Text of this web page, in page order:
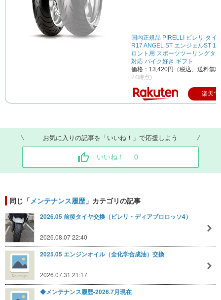
国内正規品 PIRELLI ピレリ タイ
R17 ANGEL ST エンジェルST
ロント用 スポーツツーリングタ
対応 バイク好き ギフト
価格：13,420円（税込、送料無
24時点)
楽天で
お気に入りの記事を「いいね！」で応援しよう
いいね！ 0
同じ「メンテナンス履歴 」カテゴリの記事
2026.05 前後タイヤ交換（ピレリ・ディアブロロッソ4）
2026.08.07 22:40
2025.05 エンジンオイル（全化学合成油）交換
2026.07.31 21:17
◆メンテナンス履歴-2026.7月現在